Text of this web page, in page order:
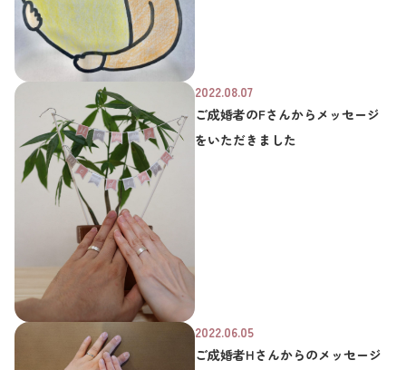
2022.08.07
ご成婚者のFさんからメッセージ
をいただきました
2022.06.05
ご成婚者Hさんからのメッセージ